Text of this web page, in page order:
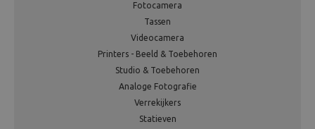
Fotocamera
Tassen
Videocamera
Printers - Beeld & Toebehoren
Studio & Toebehoren
Analoge Fotografie
Verrekijkers
Statieven